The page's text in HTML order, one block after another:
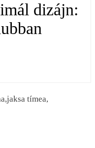
dizájn: